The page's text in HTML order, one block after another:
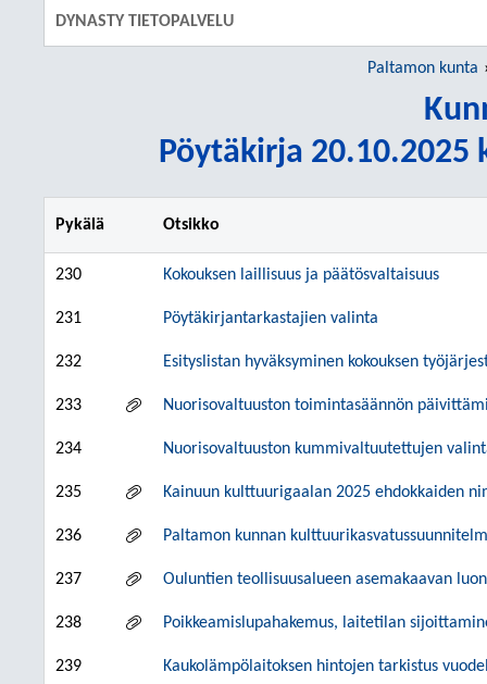
DYNASTY TIETOPALVELU
Paltamon kunta
Pöytäkirja 20.10.2025
Pykälä Otsikko
230 Kokouksen laillisuus ja päätösvaltaisuus
231 Pöytäkirjantarkastajien valinta
232 Esityslistan hyväksyminen kokouksen
233 Nuorisovaltuuston toimintasäännön
234 Nuorisovaltuuston kummivaltuutettujen
235 Kainuun kulttuurigaalan 2025 ehdokkaiden
236 Paltamon kunnan
237 Ouluntien teollisuusalueen asemakaavan
238 Poikkeamislupahakemus, laitetilan
239 Kaukolämpölaitoksen hintojen tarkistus